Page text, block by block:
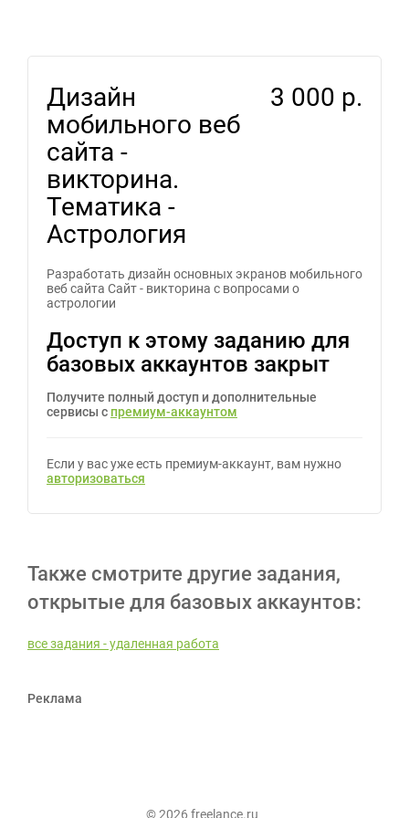
Дизайн
мобильного веб
сайта -
викторина.
Тематика -
Астрология
3 000 р.
Разработать дизайн основных экранов мобильного
веб сайта Сайт - викторина с вопросами о
астрологии
Доступ к этому заданию для
базовых аккаунтов закрыт
Получите полный доступ и дополнительные
сервисы с премиум-аккаунтом
Если у вас уже есть премиум-аккаунт, вам нужно
авторизоваться
Также смотрите другие задания,
открытые для базовых аккаунтов:
все задания - удаленная работа
Реклама
© 2026 freelance.ru